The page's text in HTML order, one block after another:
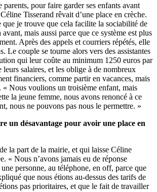
parents, pour faire garder ses enfants avant
Tisserand rêvait d’une place en crèche.
que je trouve que cela facilite la sociabilité de
mais aussi parce que ce système est plus
Après des appels et courriers répétés, elle
Le couple se tourne alors vers des assistantes
qui leur coûte au minimum 1250 euros par
leurs salaires, et les oblige à de nombreux
financiers, comme partir en vacances, mais
« Nous voulions un troisième enfant, mais
la jeune femme, nous avons renoncé à ce
nous ne pouvons pas nous le permettre. »
un désavantage pour avoir une place en
la part de la mairie, et qui laisse Céline
« Nous n’avons jamais eu de réponse
personne, au téléphone, en off, parce que
que nous étions au-dessus des tarifs de
pas prioritaires, et que le fait de travailler